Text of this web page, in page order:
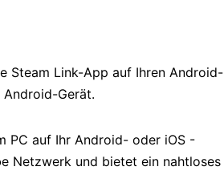
Steam Link-App auf Ihren Android-
Gerät.
PC auf Ihr Android- oder iOS -
Netzwerk und bietet ein nahtloses